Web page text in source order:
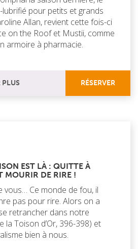
pour petits et grands
Allan, revient cette fois-ci
on the Roof et Mustii, comme
armoire à pharmacie.
PLUS RÉSERVER
EST LÀ : QUITTE À
MOURIR DE RIRE !
vous… Ce monde de fou, il
pas pour rire. Alors on a
retrancher dans notre
la Toison d’Or, 396-398) et
bien à nous.